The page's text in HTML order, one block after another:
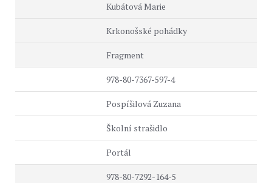
Kubátová Marie
Krkonošské pohádky
Fragment
978-80-7367-597-4
Pospíšilová Zuzana
Školní strašidlo
Portál
978-80-7292-164-5